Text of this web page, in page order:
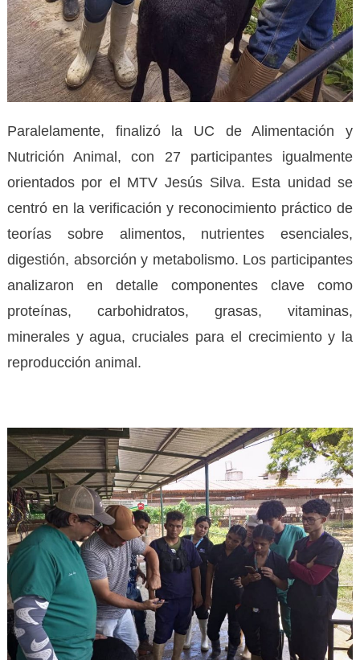
Paralelamente, finalizó la UC de Alimentación y
Nutrición Animal, con 27 participantes igualmente
orientados por el MTV Jesús Silva. Esta unidad se
centró en la verificación y reconocimiento práctico de
teorías sobre alimentos, nutrientes esenciales,
digestión, absorción y metabolismo. Los participantes
analizaron en detalle componentes clave como
proteínas, carbohidratos, grasas, vitaminas,
minerales y agua, cruciales para el crecimiento y la
reproducción animal.